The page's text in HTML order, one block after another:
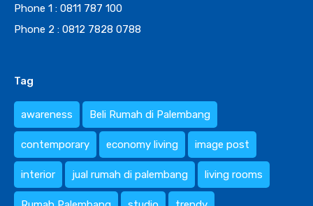
Phone 1 : 0811 787 100
Phone 2 : 0812 7828 0788
Tag
awareness Beli Rumah di Palembang
contemporary economy living image post
interior jual rumah di palembang living rooms